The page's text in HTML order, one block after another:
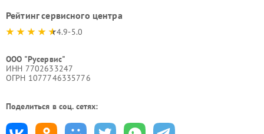
Рейтинг сервисного центра
4.9-5.0
ООО "Русервис"
ИНН 7702633247
ОГРН 1077746335776
Поделиться в соц. сетях: